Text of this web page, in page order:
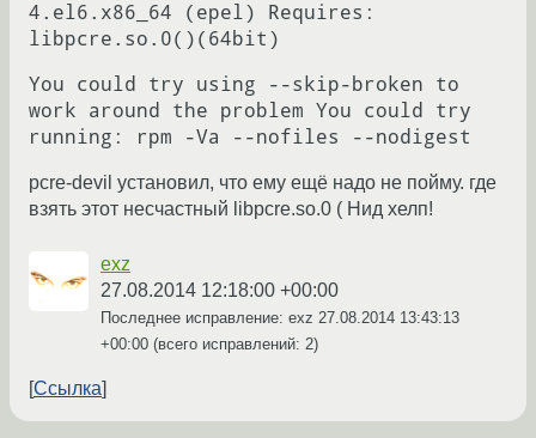
4.el6.x86_64 (epel) Requires:
libpcre.so.0()(64bit)
You could try using --skip-broken to
work around the problem You could try
running: rpm -Va --nofiles --nodigest
pcre-devil установил, что ему ещё надо не пойму. где
взять этот несчастный libpcre.so.0 ( Нид хелп!
exz
27.08.2014 12:18:00 +00:00
Последнее исправление: exz 27.08.2014 13:43:13
+00:00 (всего исправлений: 2)
Ссылка